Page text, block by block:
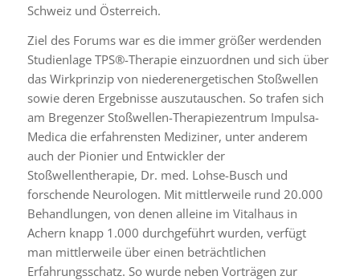
Schweiz und Österreich.
Ziel des Forums war es die immer größer werdenden
Studienlage TPS®-Therapie einzuordnen und sich über
das Wirkprinzip von niederenergetischen Stoßwellen
sowie deren Ergebnisse auszutauschen. So trafen sich
am Bregenzer Stoßwellen-Therapiezentrum Impulsa-
Medica die erfahrensten Mediziner, unter anderem
auch der Pionier und Entwickler der
Stoßwellentherapie, Dr. med. Lohse-Busch und
forschende Neurologen. Mit mittlerweile rund 20.000
Behandlungen, von denen alleine im Vitalhaus in
Achern knapp 1.000 durchgeführt wurden, verfügt
man mittlerweile über einen beträchtlichen
Erfahrungsschatz. So wurde neben Vorträgen zur